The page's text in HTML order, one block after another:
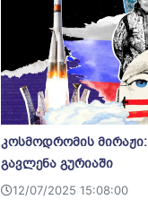
კოსმოდრომის
გავლენა გურიაში
12/07/2025 15:08:00